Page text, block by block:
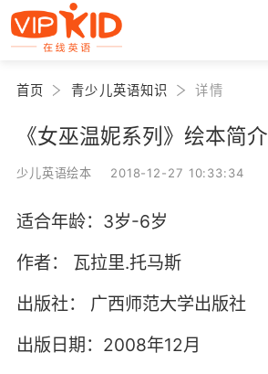
首页 青少儿英语知识 详情
《女巫温妮系列》绘本简介
少儿英语绘本 2018-12-27 10:33:34
适合年龄：3岁-6岁
作者： 瓦拉里.托马斯
出版社： 广西师范大学出版社
出版日期：2008年12月